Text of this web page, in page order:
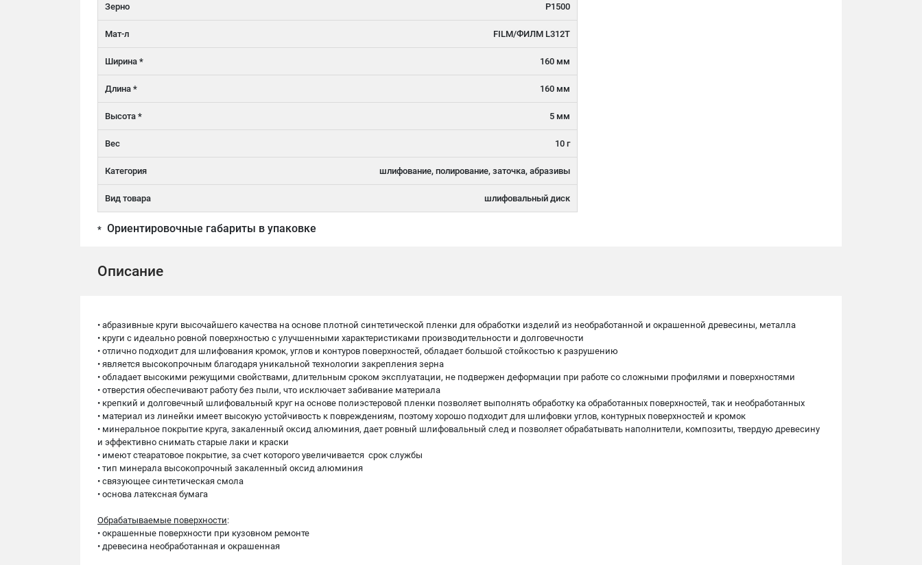
Зерно P1500
Мат-л FILM/ФИЛМ L312T
Ширина * 160 мм
Длина * 160 мм
Высота * 5 мм
Вес 10 г
Категория шлифование, полирование, заточка, абразивы
Вид товара шлифовальный диск
* Ориентировочные габариты в упаковке
Описание
• абразивные круги высочайшего качества на основе плотной синтетической пленки для обработки изделий из необработанной и окрашенной древесины, металла
• круги с идеально ровной поверхностью с улучшенными характеристиками производительности и долговечности
• отлично подходит для шлифования кромок, углов и контуров поверхностей, обладает большой стойкостью к разрушению
• является высокопрочным благодаря уникальной технологии закрепления зерна
• обладает высокими режущими свойствами, длительным сроком эксплуатации, не подвержен деформации при работе со сложными профилями и поверхностями
• отверстия обеспечивают работу без пыли, что исключает забивание материала
• крепкий и долговечный шлифовальный круг на основе полиэстеровой пленки позволяет выполнять обработку ка обработанных поверхностей, так и необработанных
• материал из линейки имеет высокую устойчивость к повреждениям, поэтому хорошо подходит для шлифовки углов, контурных поверхностей и кромок
• минеральное покрытие круга, закаленный оксид алюминия, дает ровный шлифовальный след и позволяет обрабатывать наполнители, композиты, твердую древесину
и эффективно снимать старые лаки и краски
• имеют стеаратовое покрытие, за счет которого увеличивается срок службы
• тип минерала высокопрочный закаленный оксид алюминия
• связующее синтетическая смола
• основа латексная бумага
Обрабатываемые поверхности:
• окрашенные поверхности при кузовном ремонте
• древесина необработанная и окрашенная